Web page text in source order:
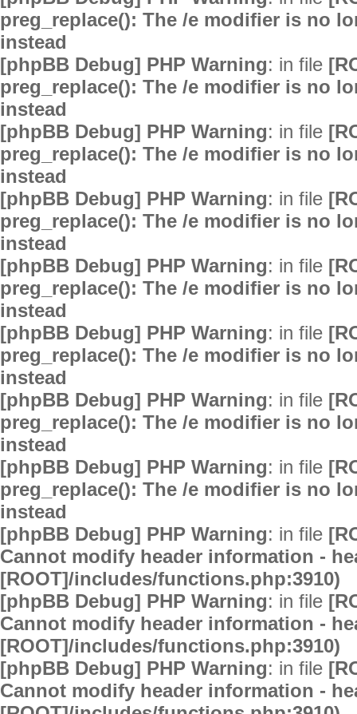
preg_replace(): The /e modifier is no
instead
[phpBB Debug] PHP Warning: in file
preg_replace(): The /e modifier is no
instead
[phpBB Debug] PHP Warning: in file
preg_replace(): The /e modifier is no
instead
[phpBB Debug] PHP Warning: in file
preg_replace(): The /e modifier is no
instead
[phpBB Debug] PHP Warning: in file
preg_replace(): The /e modifier is no
instead
[phpBB Debug] PHP Warning: in file
preg_replace(): The /e modifier is no
instead
[phpBB Debug] PHP Warning: in file
preg_replace(): The /e modifier is no
instead
[phpBB Debug] PHP Warning: in file
preg_replace(): The /e modifier is no
instead
[phpBB Debug] PHP Warning: in file
Cannot modify header information -
[ROOT]/includes/functions.php:3910)
[phpBB Debug] PHP Warning: in file
Cannot modify header information -
[ROOT]/includes/functions.php:3910)
[phpBB Debug] PHP Warning: in file
Cannot modify header information -